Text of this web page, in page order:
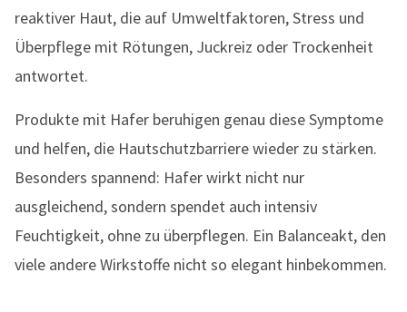
reaktiver Haut, die auf Umweltfaktoren, Stress und
Überpflege mit Rötungen, Juckreiz oder Trockenheit
antwortet.
Produkte mit Hafer beruhigen genau diese Symptome
und helfen, die Hautschutzbarriere wieder zu stärken.
Besonders spannend: Hafer wirkt nicht nur
ausgleichend, sondern spendet auch intensiv
Feuchtigkeit, ohne zu überpflegen. Ein Balanceakt, den
viele andere Wirkstoffe nicht so elegant hinbekommen.